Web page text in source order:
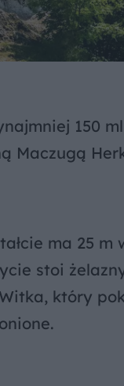
150
Maczugą
ma 25
stoi
który